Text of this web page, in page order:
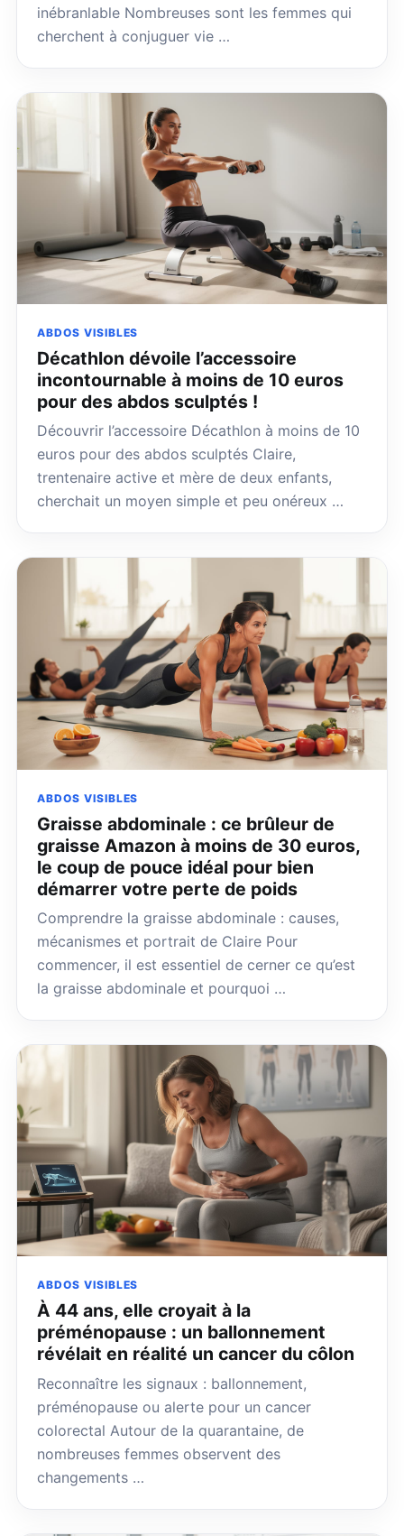
inébranlable Nombreuses sont les femmes qui
cherchent à conjuguer vie …
ABDOS VISIBLES
Décathlon dévoile l’accessoire
incontournable à moins de 10 euros
pour des abdos sculptés !
Découvrir l’accessoire Décathlon à moins de 10
euros pour des abdos sculptés Claire,
trentenaire active et mère de deux enfants,
cherchait un moyen simple et peu onéreux …
ABDOS VISIBLES
Graisse abdominale : ce brûleur de
graisse Amazon à moins de 30 euros,
le coup de pouce idéal pour bien
démarrer votre perte de poids
Comprendre la graisse abdominale : causes,
mécanismes et portrait de Claire Pour
commencer, il est essentiel de cerner ce qu’est
la graisse abdominale et pourquoi …
ABDOS VISIBLES
À 44 ans, elle croyait à la
préménopause : un ballonnement
révélait en réalité un cancer du côlon
Reconnaître les signaux : ballonnement,
préménopause ou alerte pour un cancer
colorectal Autour de la quarantaine, de
nombreuses femmes observent des
changements …